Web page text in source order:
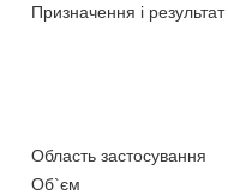
Призначення і результат
Область застосування
Об`єм